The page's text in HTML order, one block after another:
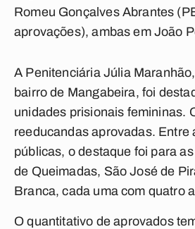
Romeu Gonçalves Abrantes
aprovações), ambas em João
A Penitenciária Júlia
bairro de Mangabeira, foi
unidades prisionais femininas.
reeducandas aprovadas. Entre
públicas, o destaque foi para
de Queimadas, São José de
Branca, cada uma com quatro
O quantitativo de aprovados